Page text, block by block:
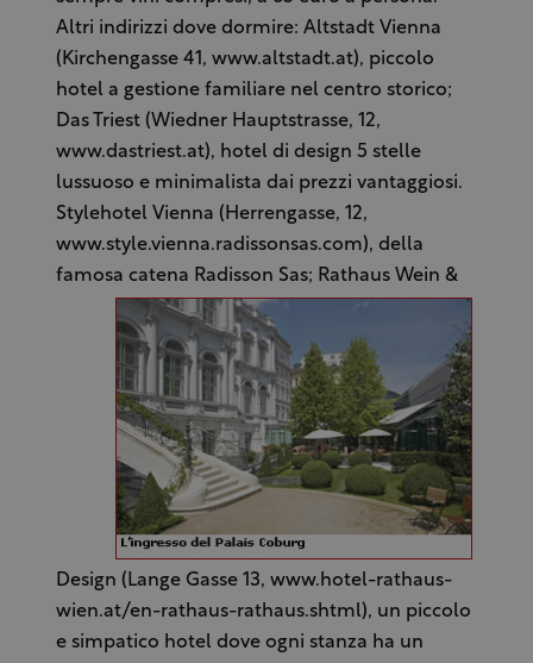
Altri indirizzi dove dormire: Altstadt Vienna
(Kirchengasse 41, www.altstadt.at), piccolo
hotel a gestione familiare nel centro storico;
Das Triest (Wiedner Hauptstrasse, 12,
www.dastriest.at), hotel di design 5 stelle
lussuoso e minimalista dai prezzi vantaggiosi.
Stylehotel Vienna (Herrengasse, 12,
www.style.vienna.radissonsas.com), della
famosa catena Radisson Sas; Rathaus Wein &
Design (Lange Gasse 13, www.hotel-rathaus-
wien.at/en-rathaus-rathaus.shtml), un piccolo
e simpatico hotel dove ogni stanza ha un